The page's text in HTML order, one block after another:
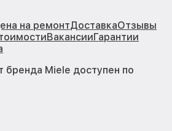
на ремонтДоставкаОтзывы
ВакансииГарантии
бренда Miele доступен по